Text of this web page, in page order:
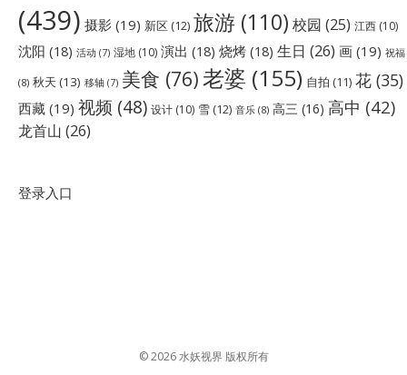
(439) 摄影 (19) 新区 (12) 旅游 (110) 校园 (25) 江西 (10)
沈阳 (18) 活动 (7) 湿地 (10) 演出 (18) 烧烤 (18) 生日 (26) 画 (19) 祝福
(8) 秋天 (13) 移轴 (7) 美食 (76)老婆 (155) 自拍 (11) 花 (35)
西藏 (19) 视频 (48) 设计 (10) 雪 (12) 音乐 (8) 高三 (16) 高中 (42)
龙首山 (26)
登录入口
© 2026 水妖视界 版权所有